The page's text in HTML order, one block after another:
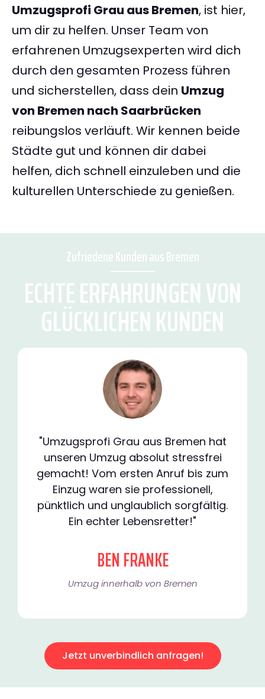
Umzugsprofi Grau aus Bremen, ist hier,
um dir zu helfen. Unser Team von
erfahrenen Umzugsexperten wird dich
durch den gesamten Prozess führen
und sicherstellen, dass dein Umzug
von Bremen nach Saarbrücken
reibungslos verläuft. Wir kennen beide
Städte gut und können dir dabei
helfen, dich schnell einzuleben und die
kulturellen Unterschiede zu genießen.
Zufriedene Kunden aus Bremen
ECHTE ERFAHRUNGEN VON
GLÜCKLICHEN KUNDEN
"Umzugsprofi Grau aus Bremen hat
unseren Umzug absolut stressfrei
gemacht! Vom ersten Anruf bis zum
Einzug waren sie professionell,
pünktlich und unglaublich sorgfältig.
Ein echter Lebensretter!"
BEN FRANKE
Umzug innerhalb von Bremen​
Jetzt unverbindlich anfragen!